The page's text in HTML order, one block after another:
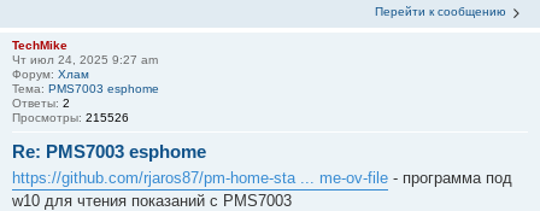
Перейти к сообщению
TechMike
Чт июл 24, 2025 9:27 am
Форум: Хлам
Тема: PMS7003 esphome
Ответы: 2
Просмотры: 215526
Re: PMS7003 esphome
https://github.com/rjaros87/pm-home-sta ... me-ov-file - программа под
w10 для чтения показаний с PMS7003